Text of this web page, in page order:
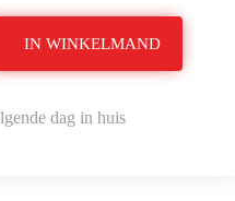
IN WINKELMAND
dag in huis